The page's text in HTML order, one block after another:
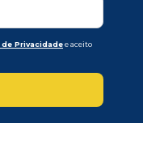
Privacidadee aceito